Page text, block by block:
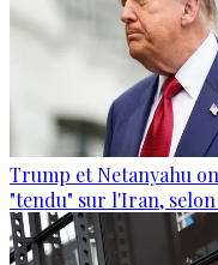
Trump et Netanyahu
"tendu" sur l'Iran,